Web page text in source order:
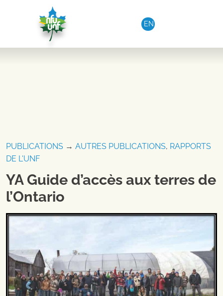
Aller au contenu
EN
PUBLICATIONS → AUTRES PUBLICATIONS, RAPPORTS
DE L'UNF
YA Guide d’accès aux terres de
l’Ontario